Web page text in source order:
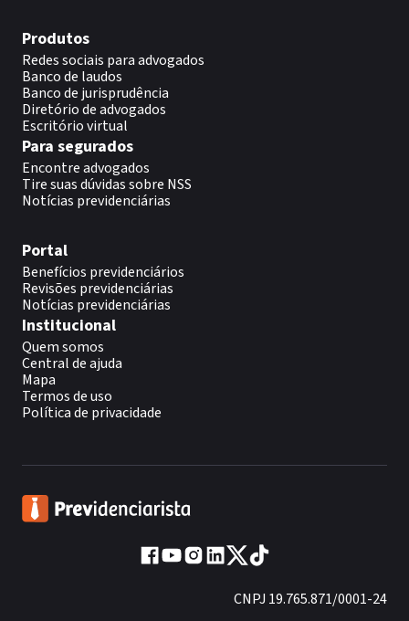
Produtos
Redes sociais para advogados
Banco de laudos
Banco de jurisprudência
Diretório de advogados
Escritório virtual
Para segurados
Encontre advogados
Tire suas dúvidas sobre NSS
Notícias previdenciárias
Portal
Benefícios previdenciários
Revisões previdenciárias
Notícias previdenciárias
Institucional
Quem somos
Central de ajuda
Mapa
Termos de uso
Política de privacidade
CNPJ 19.765.871/0001-24